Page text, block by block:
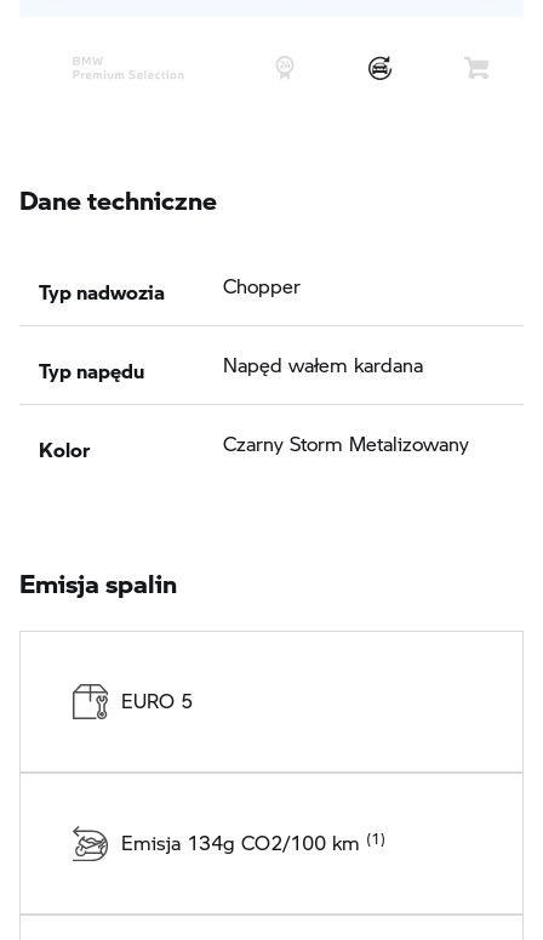
Dane techniczne
Typ nadwozia Chopper
Typ napędu Napęd wałem kardana
Kolor Czarny Storm Metalizowany
Emisja spalin
EURO 5
Emisja 134g CO2/100 km